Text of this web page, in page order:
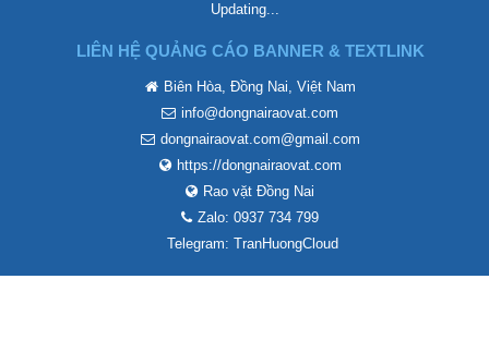
Updating...
LIÊN HỆ QUẢNG CÁO BANNER & TEXTLINK
Biên Hòa, Đồng Nai, Việt Nam
info@dongnairaovat.com
dongnairaovat.com@gmail.com
https://dongnairaovat.com
Rao vặt Đồng Nai
Zalo: 0937 734 799
Telegram: TranHuongCloud